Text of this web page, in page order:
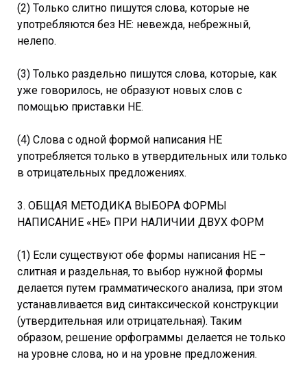
(2) Только слитно пишутся слова, которые не
употребляются без НЕ: невежда, небрежный,
нелепо.
(3) Только раздельно пишутся слова, которые, как
уже говорилось, не образуют новых слов с
помощью приставки НЕ.
(4) Слова с одной формой написания НЕ
употребляется только в утвердительных или только
в отрицательных предложениях.
3. ОБЩАЯ МЕТОДИКА ВЫБОРА ФОРМЫ
НАПИСАНИЕ «НЕ» ПРИ НАЛИЧИИ ДВУХ ФОРМ
(1) Если существуют обе формы написания НЕ –
слитная и раздельная, то выбор нужной формы
делается путем грамматического анализа, при этом
устанавливается вид синтаксической конструкции
(утвердительная или отрицательная). Таким
образом, решение орфограммы делается не только
на уровне слова, но и на уровне предложения.